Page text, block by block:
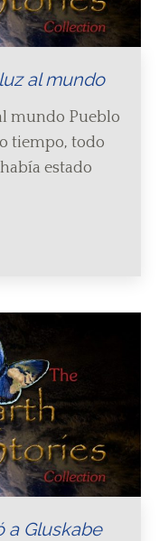
al mundo
mundo Pueblo
tiempo, todo
estado
a Gluskabe